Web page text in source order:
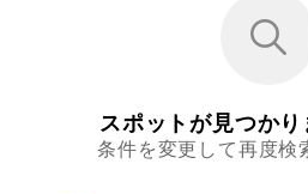
スポットが見つか
条件を変更して再度検